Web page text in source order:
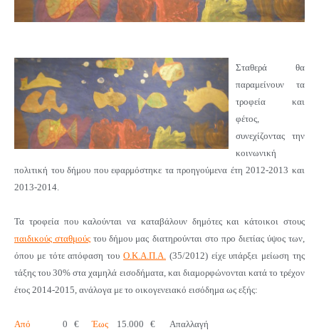
Σταθερά θα
παραμείνουν τα
τροφεία και
φέτος,
συνεχίζοντας την
κοινωνική
πολιτική του δήμου που εφαρμόστηκε τα προηγούμενα έτη 2012-2013 και
2013-2014.
Τα τροφεία που καλούνται να καταβάλουν δημότες και κάτοικοι στους
παιδικούς σταθμούς του δήμου μας διατηρούνται στο προ διετίας ύψος των,
όπου με τότε απόφαση του Ο.Κ.Α.Π.Α. (35/2012) είχε υπάρξει μείωση της
τάξης του 30% στα χαμηλά εισοδήματα, και διαμορφώνονται κατά τοτρέχον
έτος 2014-2015, ανάλογα με το οικογενειακό εισόδημα ως εξής:
Από 0 €Έως 15.000 € Απαλλαγή